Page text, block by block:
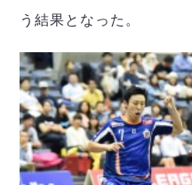
う結果となった。